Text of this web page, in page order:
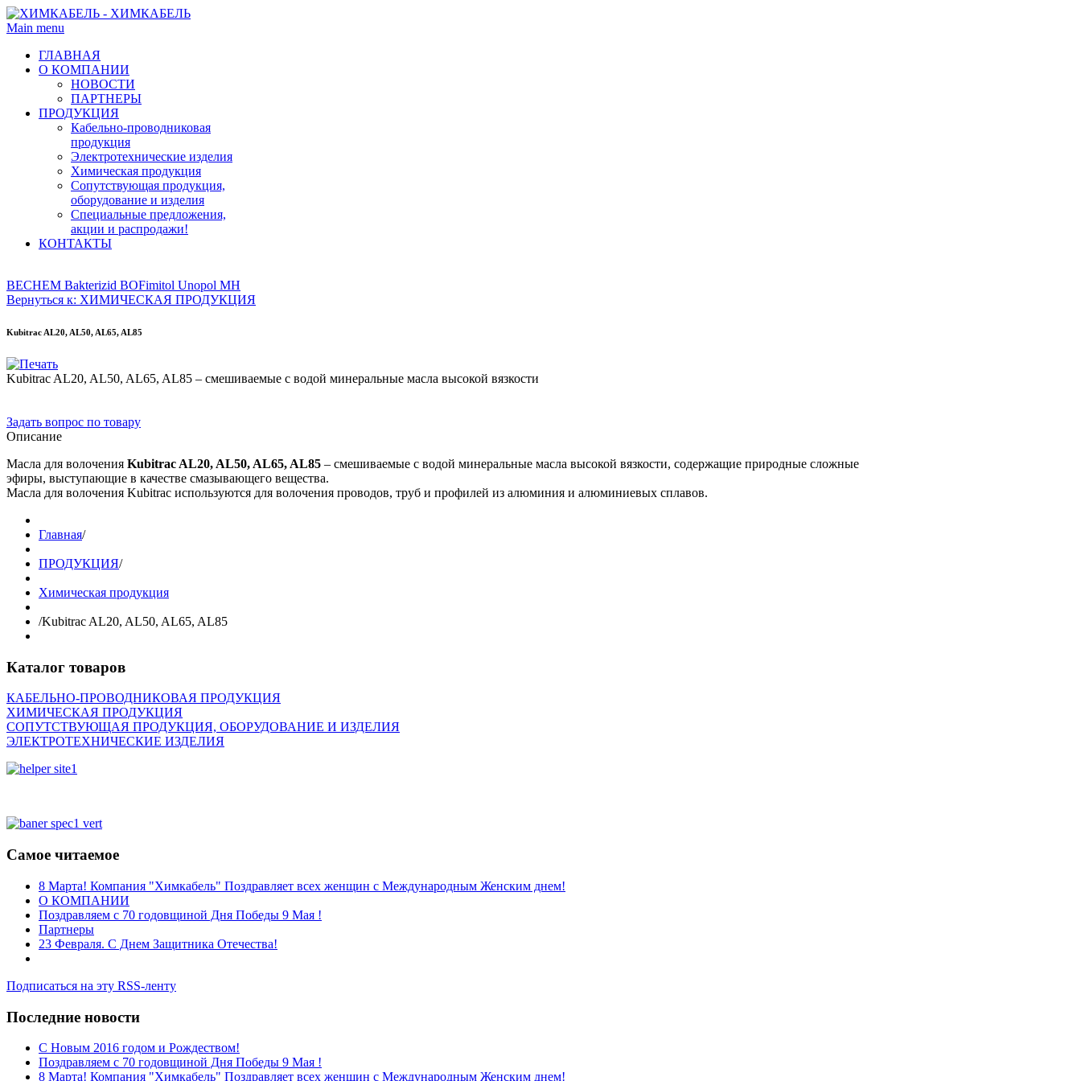
Main menu
ГЛАВНАЯ
О КОМПАНИИ
НОВОСТИ
ПАРТНЕРЫ
ПРОДУКЦИЯ
Кабельно-проводниковая
продукция
Электротехнические изделия
Химическая продукция
Сопутствующая продукция,
оборудование и изделия
Специальные предложения,
акции и распродажи!
КОНТАКТЫ
BECHEM Bakterizid BOFimitol Unopol MH
Вернуться к: ХИМИЧЕСКАЯ ПРОДУКЦИЯ
Kubitrac AL20, AL50, AL65, AL85
Kubitrac AL20, AL50, AL65, AL85 – смешиваемые с водой минеральные масла высокой вязкости
Задать вопрос по товару
Описание
Масла для волочения Kubitrac AL20, AL50, AL65, AL85 – смешиваемые с водой минеральные масла высокой вязкости, содержащие природные сложные
эфиры, выступающие в качестве смазывающего вещества.
Масла для волочения Kubitrac используются для волочения проводов, труб и профилей из алюминия и алюминиевых сплавов.
Главная/
ПРОДУКЦИЯ/
Химическая продукция
/Kubitrac AL20, AL50, AL65, AL85
Каталог товаров
КАБЕЛЬНО-ПРОВОДНИКОВАЯ ПРОДУКЦИЯ
ХИМИЧЕСКАЯ ПРОДУКЦИЯ
СОПУТСТВУЮЩАЯ ПРОДУКЦИЯ, ОБОРУДОВАНИЕ И ИЗДЕЛИЯ
ЭЛЕКТРОТЕХНИЧЕСКИЕ ИЗДЕЛИЯ
Самое читаемое
8 Марта! Компания "Химкабель" Поздравляет всех женщин с Международным Женским днем!
О КОМПАНИИ
Поздравляем с 70 годовщиной Дня Победы 9 Мая !
Партнеры
23 Февраля. С Днем Защитника Отечества!
Подписаться на эту RSS-ленту
Последние новости
C Новым 2016 годом и Рождеством!
Поздравляем с 70 годовщиной Дня Победы 9 Мая !
8 Марта! Компания "Химкабель" Поздравляет всех женщин с Международным Женским днем!